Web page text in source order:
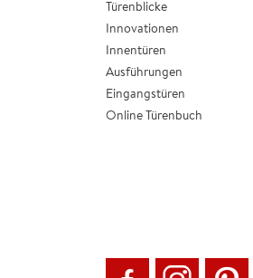
Türenblicke
Innovationen
Innentüren
Ausführungen
Eingangstüren
Online Türenbuch